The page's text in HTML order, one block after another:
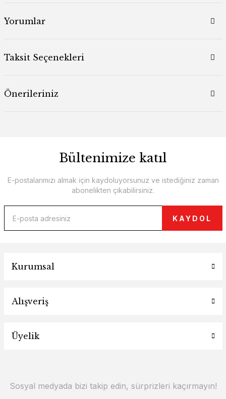
Yorumlar
Taksit Seçenekleri
Önerileriniz
Bültenimize katıl
E-postalarımızı almak için kaydoluyorsunuz ve istediğiniz zaman
abonelikten çıkabilirsiniz.
KAYDOL
Kurumsal
Alışveriş
Üyelik
Sosyal medyada bizi takip edin, sürprizleri kaçırmayın!